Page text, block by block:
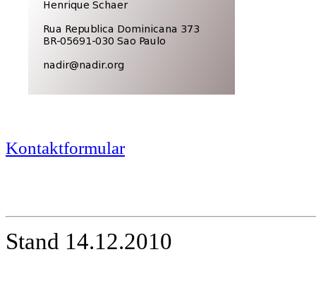
Kontaktformular
Stand 14.12.2010